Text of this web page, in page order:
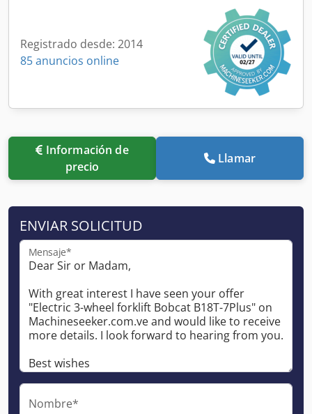
Registrado desde: 2014
85 anuncios online
precio
Llamar
ENVIAR SOLICITUD
Mensaje*
Nombre*